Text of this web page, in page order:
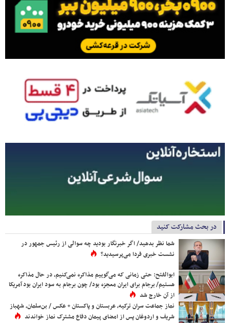
در بحث مشارکت کنید
شما نظر بدهید/ اگر خبرنگار بودید چه سوالی از رئیس جمهور در
نشست خبری فردا می‌پرسیدید؟
ابوالفتح: حتی زمانی که می‌گوییم مذاکره نمی‌کنیم، در حال مذاکره
هستیم/ برجام برای ایران معجزه بود/ چون برجام به سود ایران بود آمریکا
از آن خارج شد
نماز جماعت سران ترکیه، عربستان و پاکستان + عکس / بن‌سلمان، شهباز
شریف و اردوغان پس از امضای پیمان دفاع مشترک نماز خواندند